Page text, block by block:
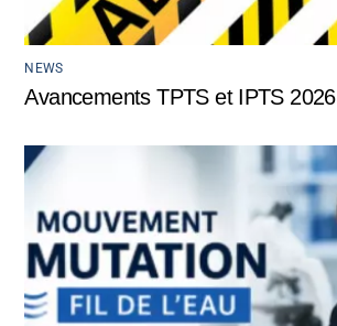
NEWS
Avancements TPTS et IPTS 2026